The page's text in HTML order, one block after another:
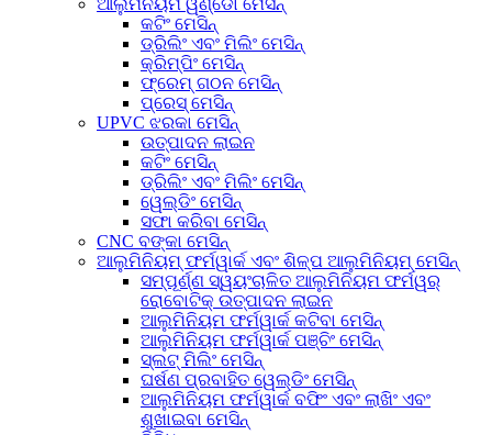
କଟିଂ ମେସିନ୍
ଡ୍ରିଲିଂ ଏବଂ ମିଲିଂ ମେସିନ୍
କ୍ରିମ୍ପିଂ ମେସିନ୍
ଫ୍ରେମ୍ ଗଠନ ମେସିନ୍
ପ୍ରେସ୍ ମେସିନ୍
UPVC ଝରକା ମେସିନ୍
ଉତ୍ପାଦନ ଲାଇନ
କଟିଂ ମେସିନ୍
ଡ୍ରିଲିଂ ଏବଂ ମିଲିଂ ମେସିନ୍
ୱେଲ୍ଡିଂ ମେସିନ୍
ସଫା କରିବା ମେସିନ୍
CNC ବଙ୍କା ମେସିନ୍
ଆଲୁମିନିୟମ୍ ଫର୍ମୱାର୍କ ଏବଂ ଶିଳ୍ପ ଆଲୁମିନିୟମ୍ ମେସିନ୍
ସମ୍ପୂର୍ଣ୍ଣ ସ୍ୱୟଂଚାଳିତ ଆଲୁମିନିୟମ ଫର୍ମୱର୍
ରୋବୋଟିକ୍ ଉତ୍ପାଦନ ଲାଇନ
ଆଲୁମିନିୟମ ଫର୍ମୱାର୍କ କଟିବା ମେସିନ୍
ଆଲୁମିନିୟମ ଫର୍ମୱାର୍କ ପଞ୍ଚିଂ ମେସିନ୍
ସ୍ଲଟ୍ ମିଲିଂ ମେସିନ୍
ଘର୍ଷଣ ପ୍ରବାହିତ ୱେଲ୍ଡିଂ ମେସିନ୍
ଆଲୁମିନିୟମ ଫର୍ମୱାର୍କ ବଫିଂ ଏବଂ ଲାଖିଂ ଏବଂ
ଶୁଖାଇବା ମେସିନ୍